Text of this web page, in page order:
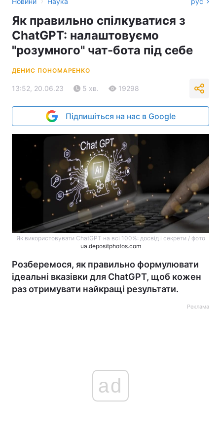
Як правильно спілкуватися з
ChatGPT: налаштовуємо
"розумного" чат-бота під себе
ДЕНИС ПОНОМАРЕНКО
13:52, 20.06.23 5 хв. 19298
Підпишіться на нас в Google
Як використовувати ChatGPT на всі 100%: досвід і секрети / фото
ua.depositphotos.com
Розберемося, як правильно формулювати
ідеальні вказівки для ChatGPT, щоб кожен
раз отримувати найкращі результати.
Реклама
ad